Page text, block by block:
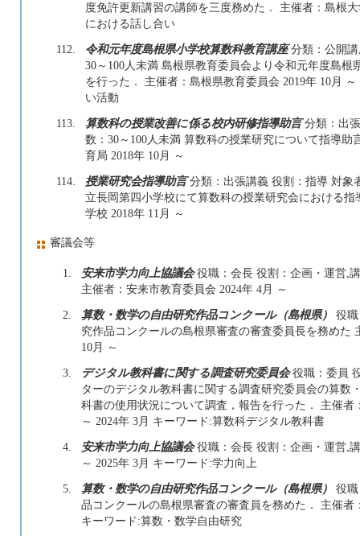
度免許更新講習の講師を三度務めた． 主催者：島根
における話し合い
112.
令和元年度島根県小学校算数科教育講座分類：公開講
30～100人未満 島根県教育委員会より令和元年度島
を行った． 主催者：島根県教育委員会 2019年 10月
い活動
113.
算数科の授業改善に係る校内研修指導助言分類：出
数：30～100人未満 算数科の授業研究について指導
育局 2018年 10月 ～
114.
授業研究会指導助言分類：出張講義 役割：指導 対象
立長岡第四小学校にて算数科の授業研究会における
学校 2018年 11月 ～
審議会等
1. 安来市学力向上協議会役職：会長 役割：企画・運営,
主催者：安来市教育委員会 2024年 4月 ～
2.
算数・数学の自由研究作品コンクール（島根県）
役
究作品コンクールの島根県審査の審査委員長を務め
10月 ～
3.
デジタル教科書に関する調査研究委員会役職：委員
ターのデジタル教科書に関する調査研究委員会の算数
科書の使用状況について調査，報告を行った． 主催
～ 2024年 3月 キーワード:算数科デジタル教科書
4.
安来市学力向上協議会役職：会長 役割：企画・運営,
～ 2025年 3月 キーワード:学力向上
5.
算数・数学の自由研究作品コンクール（島根県）
役
品コンクールの島根県審査の審査員を務めた． 主催
キーワード:算数・数学自由研究